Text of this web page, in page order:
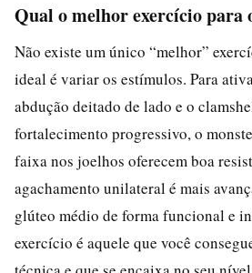
Qual o melhor exercício para
Não existe um único “melhor”
ideal é variar os estímulos. Para
abdução deitado de lado e o
fortalecimento progressivo, o
faixa nos joelhos oferecem boa
agachamento unilateral é mais
glúteo médio de forma funcional e
exercício é aquele que você